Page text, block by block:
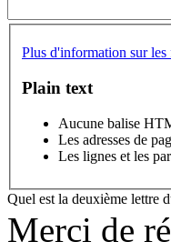
Plus d'information sur les
Plain text
Aucune balise
Les adresses de
Les lignes et les
Quel est la deuxième lettre
Merci de